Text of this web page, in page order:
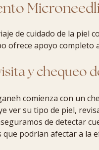
de cuidado de la piel
ofrece apoyo completo
y chequeo
comienza con un
ver su tipo de piel,
de detectar
que podrían afectar a la